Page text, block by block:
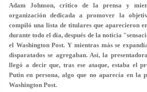
Adam Johnson, crítico de la prensa y
organización dedicada a promover la
compiló una lista de titulares que aparecieron
durante todo el día, después de la noticia
el Washington Post. Y mientras más se
disparatados se agregaban. Así, la
llegó a decir que, tras ese ataque, estaba el
Putin en persona, algo que no aparecía en la
Washington Post.